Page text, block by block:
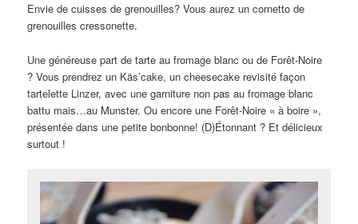
Envie de cuisses de grenouilles? Vous aurez un cornetto de
grenouilles cressonette.
Une généreuse part de tarte au fromage blanc ou de Forêt-Noire
? Vous prendrez un Käs’cake, un cheesecake revisité façon
tartelette Linzer, avec une garniture non pas au fromage blanc
battu mais…au Munster. Ou encore une Forêt-Noire « à boire »,
présentée dans une petite bonbonne! (D)Étonnant ? Et délicieux
surtout !